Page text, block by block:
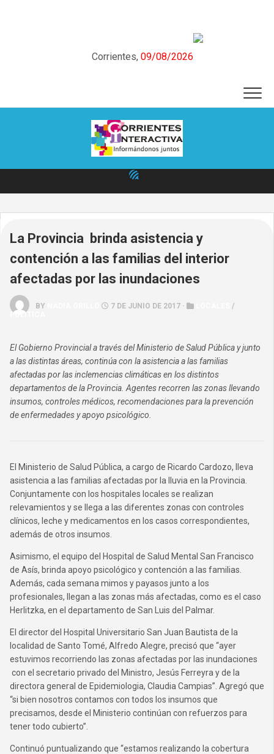
Corrientes, 09/08/2026
La Provincia brinda asistencia y
contención a las familias del interior
afectadas por las inundaciones
BY 7 DE JUNIO DE 2017 ·
/
POLÍTICA
El Gobierno Provincial a través del Ministerio de Salud Pública y junto
a las distintas áreas, continúa con la asistencia a las familias
afectadas por las inclemencias climáticas en los distintos
departamentos de la Provincia. Agentes recorren las zonas llevando
insumos, controles médicos, recomendaciones para la prevención
de enfermedades y apoyo psicológico.
El Ministerio de Salud Pública, a cargo de Ricardo Cardozo, lleva
asistencia a las familias afectadas por la lluvia en la Provincia.
Conjuntamente con los hospitales locales se realizan
relevamientos y se llega a las diferentes zonas con controles
clínicos, leche y medicamentos en los casos correspondientes,
además de otros insumos.
Asimismo, el equipo del Hospital de Salud Mental San Francisco
de Asís, brinda apoyo psicológico y contención a las familias.
Además, cada semana mimos y payasos junto a los
profesionales, llegan a las zonas más afectadas, como es el caso
Herlitzka, en el departamento de San Luis del Palmar.
El director del Hospital Universitario San Juan Bautista de la
localidad de Santo Tomé, Alfredo Alegre, precisó que “ayer
estuvimos recorriendo las zonas afectadas por las inundaciones
con el secretario privado del Ministro, Jesús Ferreyra y de la
directora general de Epidemiologia, Claudia Campias”. Agregó que
“si bien nosotros contamos con todos los insumos que
precisamos, desde el Ministerio continúan con refuerzos para
tener todo cubierto”.
Continuó puntualizando que “estamos realizando la cobertura